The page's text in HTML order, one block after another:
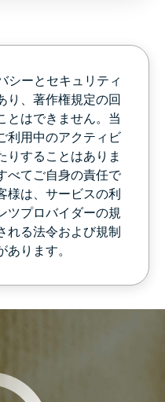
シーとセキュリティ
り、著作権規定の回
とはできません。当
利用中のアクティビ
りすることはありま
べてご自身の責任で
様は、サービスの利
ツプロバイダーの規
れる法令および規制
ります。